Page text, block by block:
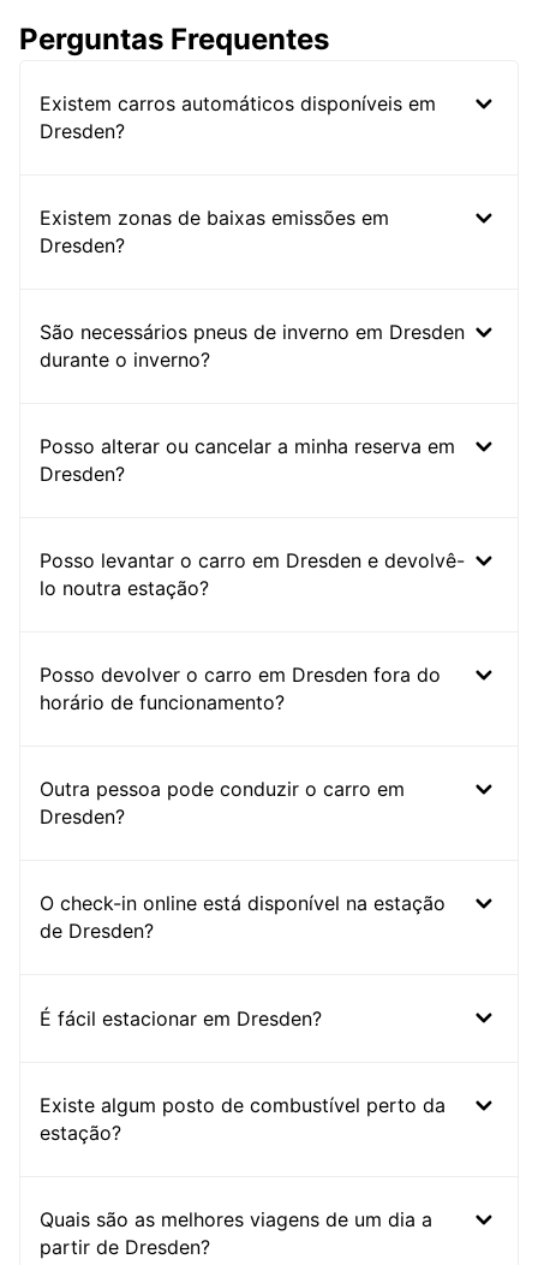
Perguntas Frequentes
Existem carros automáticos disponíveis em
Dresden?
Existem zonas de baixas emissões em
Dresden?
São necessários pneus de inverno em Dresden
durante o inverno?
Posso alterar ou cancelar a minha reserva em
Dresden?
Posso levantar o carro em Dresden e devolvê-
lo noutra estação?
Posso devolver o carro em Dresden fora do
horário de funcionamento?
Outra pessoa pode conduzir o carro em
Dresden?
O check-in online está disponível na estação
de Dresden?
É fácil estacionar em Dresden?
Existe algum posto de combustível perto da
estação?
Quais são as melhores viagens de um dia a
partir de Dresden?